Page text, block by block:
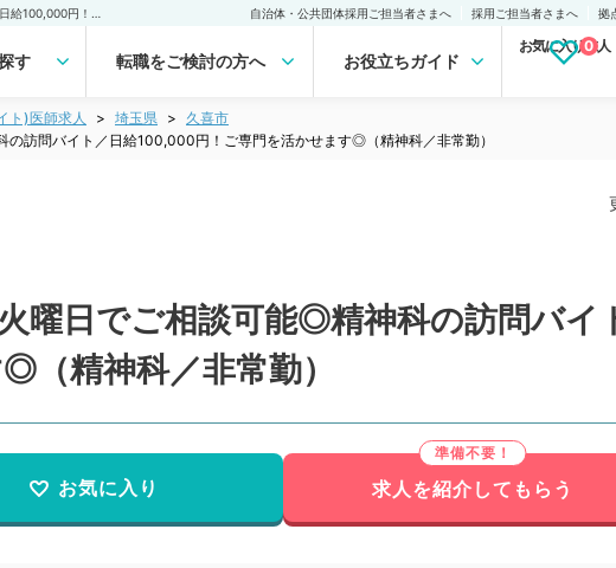
自治体・公共団体採用ご担当者さまへ 採用ご担当者さまへ 拠
す 転職をご検討の方へ お役立ちガイド
お気に入り求人
0
ト)医師求人 埼玉県
久喜市
の訪問バイト／日給100,000円！ご専門を活かせます◎（精神科／非常勤）
火曜日でご相談可能◎精神科の訪問バ
（精神科／非常勤）
お気に入り 求人を紹介してもらう